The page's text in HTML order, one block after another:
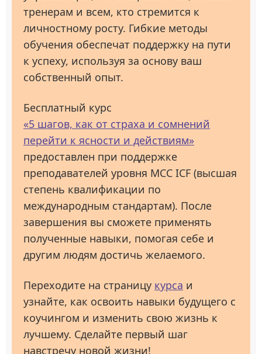
тренерам и всем, кто стремится к
личностному росту. Гибкие методы
обучения обеспечат поддержку на пути
к успеху, используя за основу ваш
собственный опыт.
Бесплатный курс
«5 шагов, как от страха и сомнений
перейти к ясности и действиям»
предоставлен при поддержке
преподавателей уровня МСС ICF (высшая
степень квалификации по
международным стандартам). После
завершения вы сможете применять
полученные навыки, помогая себе и
другим людям достичь желаемого.
Переходите на страницу курса и
узнайте, как освоить навыки будущего с
коучингом и изменить свою жизнь к
лучшему. Сделайте первый шаг
навстречу новой жизни!